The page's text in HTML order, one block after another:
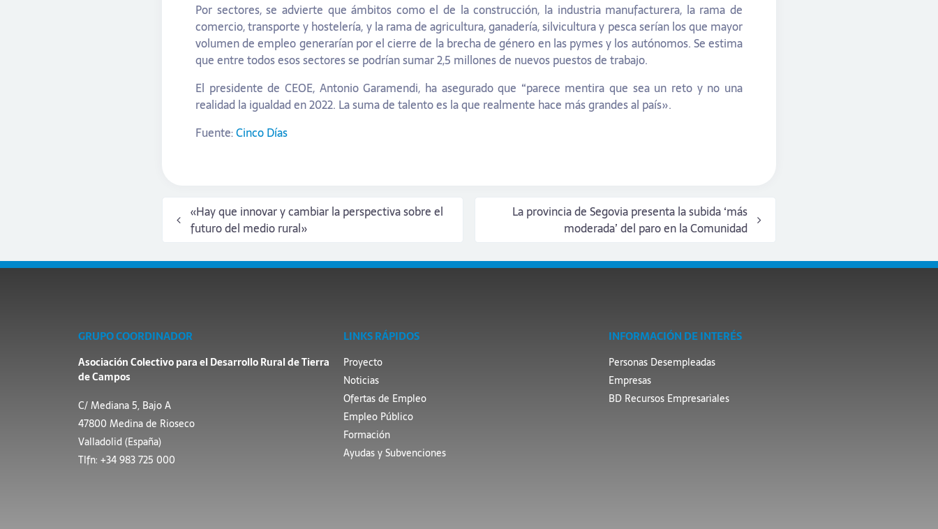
Por sectores, se advierte que ámbitos como el de la construcción, la industria manufacturera, la rama de
comercio, transporte y hostelería, y la rama de agricultura, ganadería, silvicultura y pesca serían los que mayor
volumen de empleo generarían por el cierre de la brecha de género en las pymes y los autónomos. Se estima
que entre todos esos sectores se podrían sumar 2,5 millones de nuevos puestos de trabajo.
El presidente de CEOE, Antonio Garamendi, ha asegurado que “parece mentira que sea un reto y no una
realidad la igualdad en 2022. La suma de talento es la que realmente hace más grandes al país».
Fuente:Cinco Días
«Hay que innovar y cambiar la perspectiva sobre el
futuro del medio rural»
La provincia de Segovia presenta la subida ‘más
moderada’ del paro en la Comunidad
GRUPO COORDINADOR
Asociación Colectivo para el Desarrollo Rural de Tierra
de Campos
C/ Mediana 5, Bajo A
47800 Medina de Rioseco
Valladolid (España)
Tlfn: +34 983 725 000
LINKS RÁPIDOS
Proyecto
Noticias
Ofertas de Empleo
Empleo Público
Formación
Ayudas y Subvenciones
INFORMACIÓN DE INTERÉS
Personas Desempleadas
Empresas
BD Recursos Empresariales